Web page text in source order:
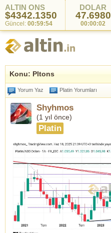
ALTIN ONS
$4342.1350
Güncel: 00:59:54
DOLAR
47.6980
00:00:02
Konu: Pltons
Yorum Yaz Platin Yorumları
Shyhmos
(1 yıl önce)
Platin